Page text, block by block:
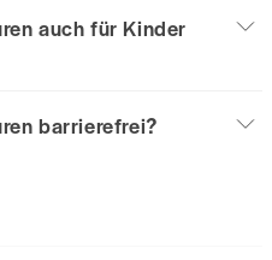
auch für Kinder
barrierefrei?